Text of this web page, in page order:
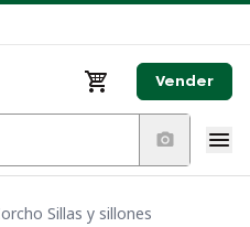
Vender
Sillas y sillones